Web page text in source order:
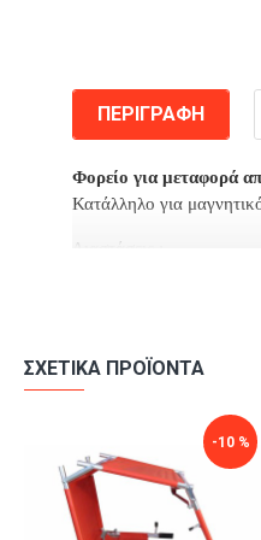
ΠΕΡΙΓΡΑΦΉ
Φορείο για μεταφορά
Κατάλληλο για
Διαστάσεις :
ΣΧΕΤΙΚΆ ΠΡΟΪΌΝΤΑ
-10 %